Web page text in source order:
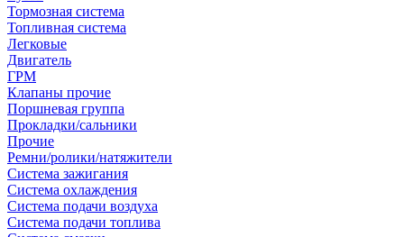
Тормозная система
Топливная система
Легковые
Двигатель
ГРМ
Клапаны прочие
Поршневая группа
Прокладки/сальники
Прочие
Ремни/ролики/натяжители
Система зажигания
Система охлаждения
Система подачи воздуха
Система подачи топлива